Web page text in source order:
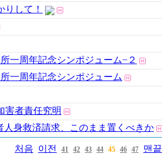
りして！
一周年記念シンポジューム−２
一周年記念シンポジューム
者責任究明
身救済請求、このまま置くべきか
처음 이전 41 42 43 44 45 46 47 맨끝